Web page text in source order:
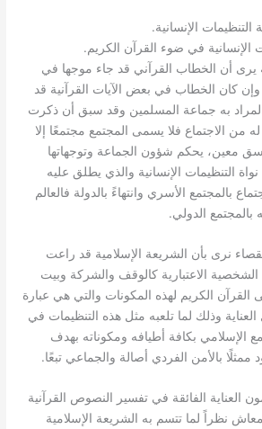
الإنسانية.
الإنسانية في ضوء القرآن الكريم .
يرى أن الخطاب القرآني قد جاء موجها في
وإن كان الخطاب في بعض الآيات القرآنية قد
المراد به جماعة المسلمين وقد سبق أن ذكرت
له من الاجتماع فلا يسمى المجتمع مجتمعًا إلا
معين، يحكم شؤون الجماعة وتوجهاتها
نواة التنظيمات الإنسانية والذي يطلق عليه
بالمجتمع الأسري وانتهاءً بالدولة فالعالم
الدولي.
نرى بأن الشريعة الإسلامية قد راعت
الشخصية الاعتبارية كالوقف والشركة وبيت
الكريم لهذه المكونات والتي هي عبارة
وذلك لما تلعبه مثل هذه التنظيمات في
الإسلامي بكافة أطيافه ومكوناته بهدف
بالأمن الفردي أصالة والجماعي تبعًا.
العناية الفائقة في تفسير النصوص القرآنية
نظراً لما تتسم به الشريعة الإسلامية